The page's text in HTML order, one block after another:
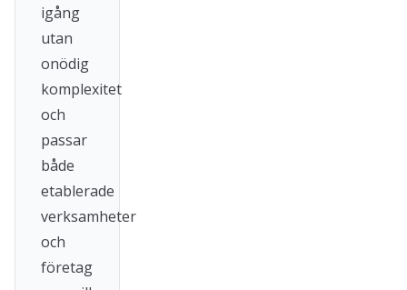
igång
utan
onödig
komplexitet
och
passar
både
etablerade
verksamheter
och
företag